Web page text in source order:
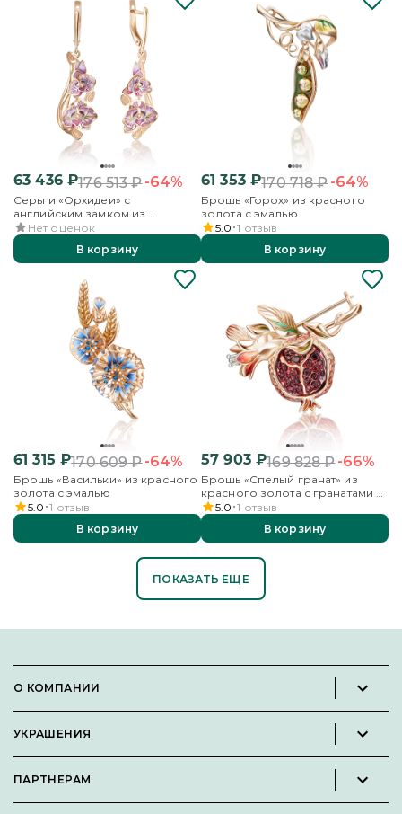
63 436₽176 513₽-64%
Серьги «Орхидеи» с
английским замком из
красного золота с эмалью
Нет оценок
В корзину
61 353₽170 718₽-64%
Брошь «Горох» из красного
золота с эмалью
5.0 1 отзыв
В корзину
61 315 ₽170 609₽-64%
Брошь «Васильки» из красного
золота с эмалью
5.0 1 отзыв
В корзину
57 903₽169 828₽-66%
Брошь «Спелый гранат» из
красного золота с гранатами и
эмалью
5.0 1 отзыв
В корзину
ПОКАЗАТЬ ЕЩЕ
О КОМПАНИИ
Вакансии
УКРАШЕНИЯ
Кольца
ПАРТНЕРАМ